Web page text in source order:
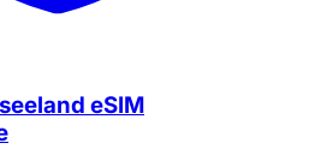
eSIM